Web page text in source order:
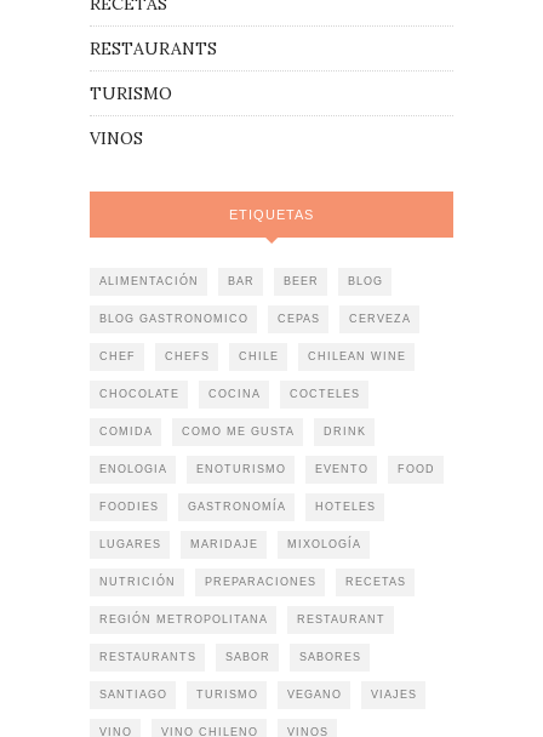
RESTAURANTS
TURISMO
VINOS
ETIQUETAS
ALIMENTACIÓN BAR BEER BLOG
BLOG GASTRONOMICO CEPAS CERVEZA
CHEF CHEFS CHILE CHILEAN WINE
CHOCOLATE COCINA COCTELES
COMIDA COMO ME GUSTA DRINK
ENOLOGIA ENOTURISMO EVENTO FOOD
FOODIES GASTRONOMÍA HOTELES
LUGARES MARIDAJE MIXOLOGÍA
NUTRICIÓN PREPARACIONES RECETAS
REGIÓN METROPOLITANA RESTAURANT
RESTAURANTS SABOR SABORES
SANTIAGO TURISMO VEGANO VIAJES
VINO VINO CHILENO VINOS